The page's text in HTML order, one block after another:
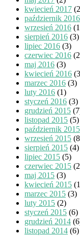
kwiecień 2017
październik 2016
wrzesień 2016
sierpień 2016 (3)
lipiec 2016 (3)
czerwiec 2016
maj 2016 (3)
kwiecień 2016
marzec 2016 (3)
luty 2016 (1)
styczeń 2016 (3)
grudzień 2015
listopad 2015 (5)
październik 2015
wrzesień 2015
sierpień 2015 (4)
lipiec 2015 (5)
czerwiec 2015
maj 2015 (3)
kwiecień 2015
marzec 2015 (3)
luty 2015 (2)
styczeń 2015 (6)
grudzień 2014
listopad 2014 (6)